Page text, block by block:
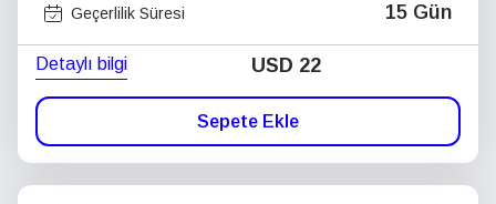
Geçerlilik Süresi 15 Gün
Detaylı bilgi USD 22
Sepete Ekle